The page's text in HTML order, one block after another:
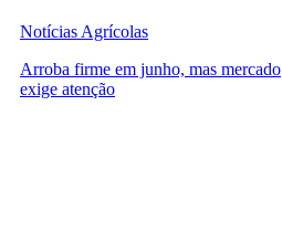
Notícias Agrícolas
Arroba firme em junho, mas mercado
exige atenção